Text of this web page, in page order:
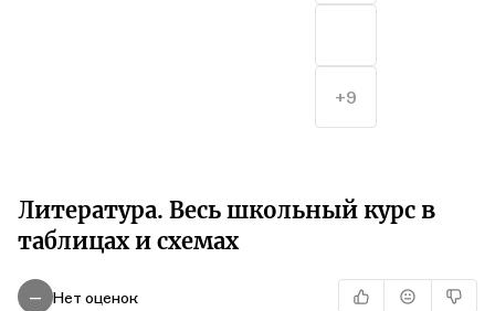
Литература. Весь школьный курс в
таблицах и схемах
— Нет оценок
+9